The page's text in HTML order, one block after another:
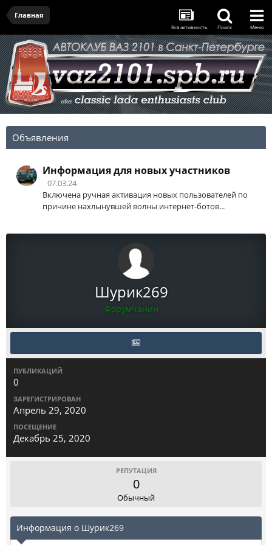
Главная
Вся активность Поиск Меню
Объявления
Информация для новых участников
07.03.24
Включена ручная активация новых пользователей по
причине нахлынувшей волны интернет-ботов...
Шурик269
Форумчанин
ПУБЛИКАЦИЙ
0
ЗАРЕГИСТРИРОВАН
Апрель 29, 2020
ПОСЕЩЕНИЕ
Декабрь 25, 2020
РЕПУТАЦИЯ
0
Обычный
Информация о Шурик269